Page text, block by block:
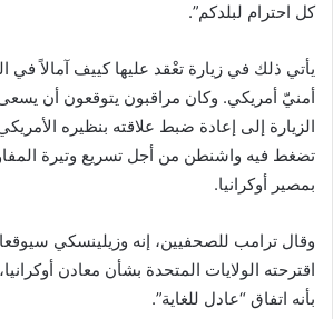
كل احترام لبلدكم”.
يأتي ذلك في زيارة تعْقد عليها كييف آمالاً
أمنيّ أمريكي. وكان مراقبون يتوقعون أن
الزيارة إلى إعادة ضبط علاقته بنظيره
تضغط فيه واشنطن من أجل تسريع وتيرة
بمصير أوكرانيا.
وقال ترامب للصحفيين، إنه وزيلينسكي
اقترحته الولايات المتحدة بشأن معادن
بأنه اتفاق “عادل للغاية”.